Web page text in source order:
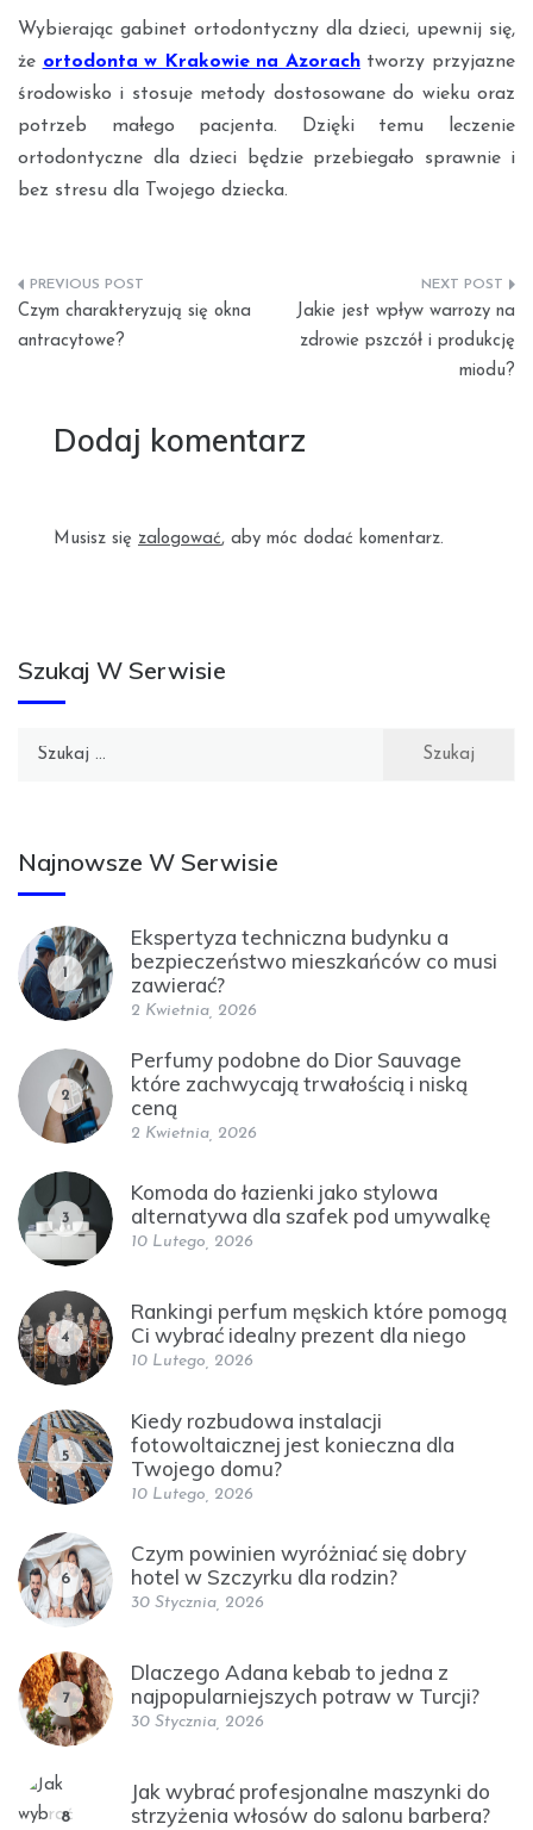
Wybierając gabinet ortodontyczny dla dzieci, upewnij się,
że ortodonta w Krakowie na Azorachtworzy przyjazne
środowisko i stosuje metody dostosowane do wieku oraz
potrzeb małego pacjenta. Dzięki temu leczenie
ortodontyczne dla dzieci będzie przebiegało sprawnie i
bez stresu dla Twojego dziecka.
Nawigacja
wpisu
Czym charakteryzują się okna
antracytowe?
Jakie jest wpływ warrozy na
zdrowie pszczół i produkcję
miodu?
Dodaj komentarz
Musisz się zalogować, aby móc dodać komentarz.
Szukaj W Serwisie
Szukaj:
Najnowsze W Serwisie
1
Ekspertyza techniczna budynku a
bezpieczeństwo mieszkańców co musi
zawierać?
2 Kwietnia, 2026
2
Perfumy podobne do Dior Sauvage
które zachwycają trwałością i niską
ceną
2 Kwietnia, 2026
3
Komoda do łazienki jako stylowa
alternatywa dla szafek pod umywalkę
10 Lutego, 2026
4
Rankingi perfum męskich które pomogą
Ci wybrać idealny prezent dla niego
10 Lutego, 2026
5
Kiedy rozbudowa instalacji
fotowoltaicznej jest konieczna dla
Twojego domu?
10 Lutego, 2026
6
Czym powinien wyróżniać się dobry
hotel w Szczyrku dla rodzin?
30 Stycznia, 2026
7
Dlaczego Adana kebab to jedna z
najpopularniejszych potraw w Turcji?
30 Stycznia, 2026
8
Jak wybrać profesjonalne maszynki do
strzyżenia włosów do salonu barbera?